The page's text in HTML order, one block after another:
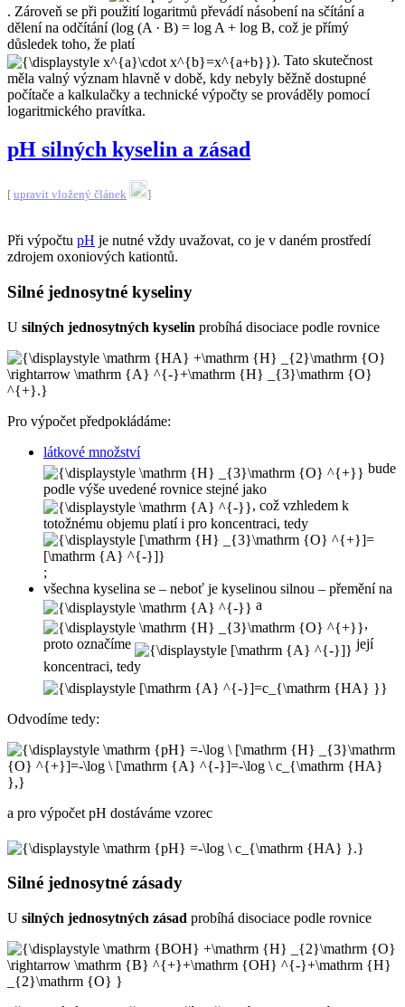
. Zároveň se při použití logaritmů převádí násobení na sčítání a
dělení na odčítání (log (A · B) = log A + log B, což je přímý
důsledek toho, že platí
). Tato skutečnost
měla valný význam hlavně v době, kdy nebyly běžně dostupné
počítače a kalkulačky a technické výpočty se prováděly pomocí
logaritmického pravítka.
pH silných kyselin a zásad
[ upravit vložený článek ]
Při výpočtu pH je nutné vždy uvažovat, co je v daném prostředí
zdrojem oxoniových kationtů.
Silné jednosytné kyseliny
U silných jednosytných kyselin probíhá disociace podle rovnice
Pro výpočet předpokládáme:
látkové množství
bude
podle výše uvedené rovnice stejné jako
, což vzhledem k
totožnému objemu platí i pro koncentraci, tedy
;
všechna kyselina se – neboť je kyselinou silnou – přemění na
a
,
proto označíme
její
koncentraci, tedy
Odvodíme tedy:
a pro výpočet pH dostáváme vzorec
Silné jednosytné zásady
U silných jednosytných zásad probíhá disociace podle rovnice